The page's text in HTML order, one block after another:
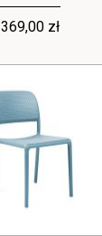
369,00 zł